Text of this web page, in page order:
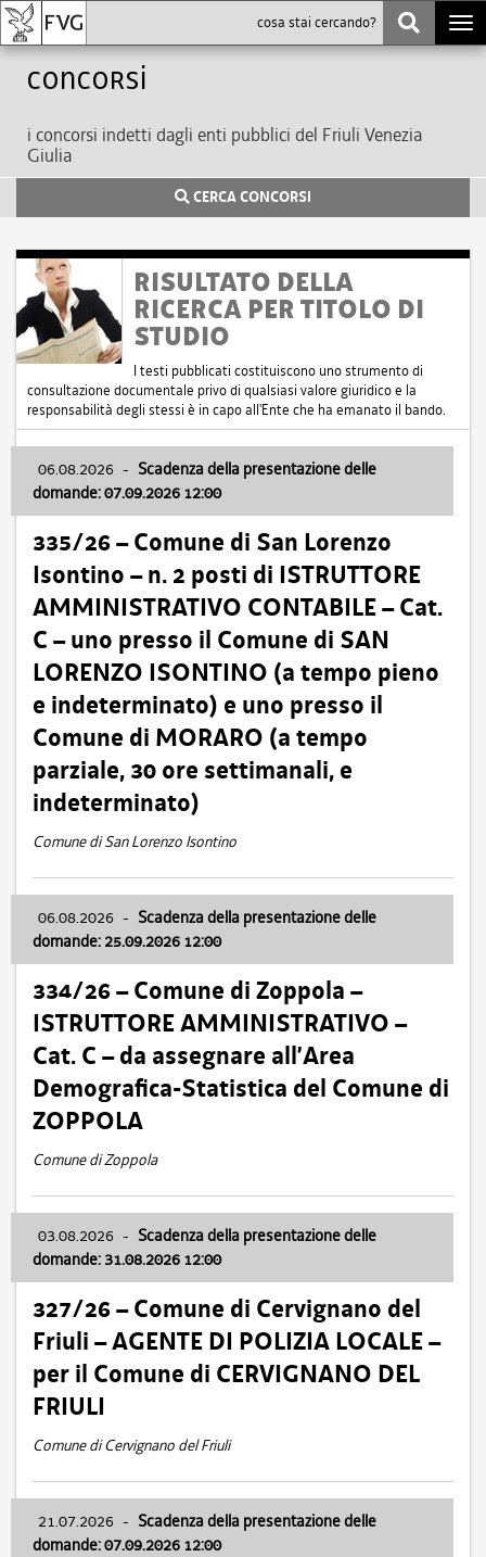
Concorsi
i concorsi indetti dagli enti pubblici del Friuli Venezia
Giulia
CERCA CONCORSI
RISULTATO DELLA
RICERCA PER TITOLO DI
STUDIO
I testi pubblicati costituiscono uno strumento di
consultazione documentale privo di qualsiasi valore giuridico e la
responsabilità degli stessi è in capo all'Ente che ha emanato il bando.
06.08.2026 - Scadenza della presentazione delle
domande: 07.09.2026 12:00
335/26 – Comune di San Lorenzo
Isontino – n. 2 posti di ISTRUTTORE
AMMINISTRATIVO CONTABILE – Cat.
C – uno presso il Comune di SAN
LORENZO ISONTINO (a tempo pieno
e indeterminato) e uno presso il
Comune di MORARO (a tempo
parziale, 30 ore settimanali, e
indeterminato)
Comune di San Lorenzo Isontino
06.08.2026 - Scadenza della presentazione delle
domande: 25.09.2026 12:00
334/26 – Comune di Zoppola –
ISTRUTTORE AMMINISTRATIVO –
Cat. C – da assegnare all’Area
Demografica-Statistica del Comune di
ZOPPOLA
Comune di Zoppola
03.08.2026 - Scadenza della presentazione delle
domande: 31.08.2026 12:00
327/26 – Comune di Cervignano del
Friuli – AGENTE DI POLIZIA LOCALE –
per il Comune di CERVIGNANO DEL
FRIULI
Comune di Cervignano del Friuli
21.07.2026 - Scadenza della presentazione delle
domande: 07.09.2026 12:00